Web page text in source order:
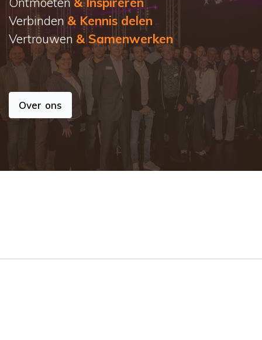
Verbinden & Kennis delen
Vertrouwen & Samenwerken
Over ons